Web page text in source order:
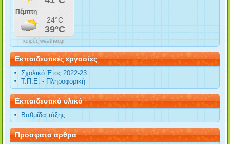
καιρός weather.gr
Εκπαιδευτικές εργασίες
Σχολικό Έτος 2022-23
Τ.Π.Ε. - Πληροφορική
Εκπαιδευτικό υλικό
Βαθμίδα τάξης
Πρόσφατα άρθρα